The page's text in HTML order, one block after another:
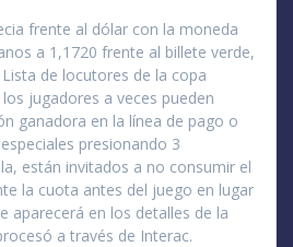
frente al dólar con la moneda
a 1,1720 frente al billete verde,
de locutores de la copa
jugadores a veces pueden
ganadora en la línea de pago o
presionando 3
están invitados a no consumir el
la cuota antes del juego en lugar
aparecerá en los detalles de la
a través de Interac.